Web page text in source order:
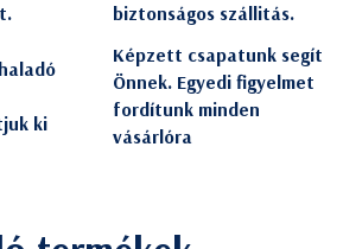
biztonságos szállitás.
ki
Képzett csapatunk segít
Önnek. Egyedi figyelmet
fordítunk minden
vásárlóra